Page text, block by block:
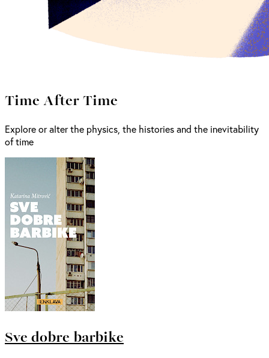
Time After Time
Explore or alter the physics, the histories and the inevitability
of time
Sve dobre barbike